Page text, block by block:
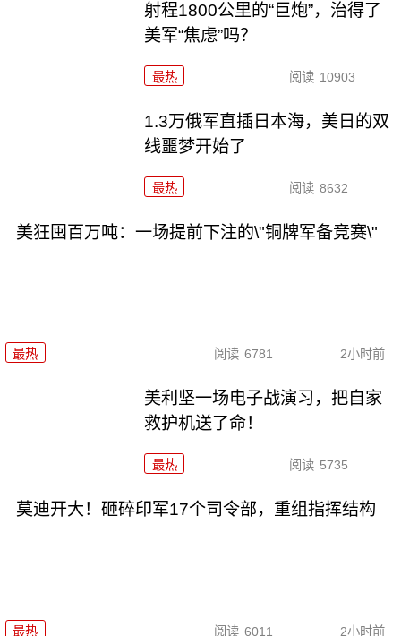
射程1800公里的“巨炮”，治得了
美军“焦虑”吗？
最热 阅读 10903
1.3万俄军直插日本海，美日的双
线噩梦开始了
最热 阅读 8632
美狂囤百万吨：一场提前下注的\"铜牌军备竞赛\"
最热 阅读 6781 2小时前
美利坚一场电子战演习，把自家
救护机送了命！
最热 阅读 5735
莫迪开大！砸碎印军17个司令部，重组指挥结构
最热 阅读 6011 2小时前